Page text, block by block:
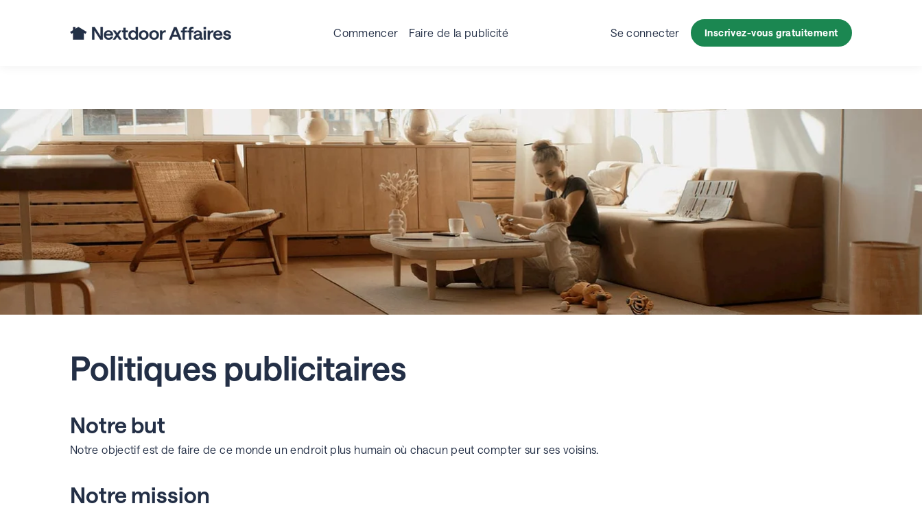
Commencer Faire de la publicité Se connecter Inscrivez-vous gratuitement
Politiques publicitaires
Notre but
Notre objectif est de faire de ce monde un endroit plus humain où chacun peut compter sur ses voisins.
Notre mission